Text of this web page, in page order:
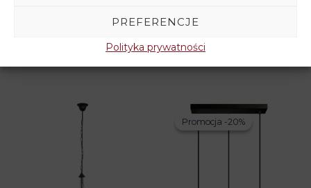
PREFERENCJE
Polityka prywatności
podwójny MALBO K-
158,00zł
Promocja -20%
Promocja -20%